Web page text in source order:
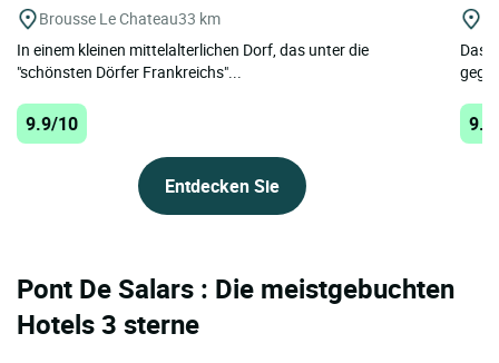
Brousse Le Chateau33 km
In einem kleinen mittelalterlichen Dorf, das unter die
"schönsten Dörfer Frankreichs"...
9.9/10
Entdecken Sie
Das
Pont De Salars : Die meistgebuchten
Hotels 3 sterne